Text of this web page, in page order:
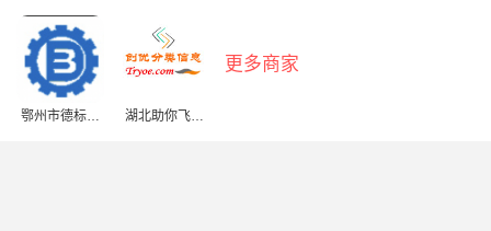
儿童增高补钙食谱大全 几种家常菜让宝宝轻松补钙
2022年鄂州市中考成绩查询gzjd.hubzs.com.cn
鄂州2020年义务教育网上报名jyj.ezhou.gov.c
鄂州市德标机
湖北助你飞网
更多商家